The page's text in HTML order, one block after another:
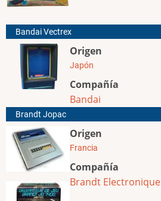
Bandai Vectrex
Origen
Japón
Compañía
Bandai
Brandt Jopac
Origen
Francia
Compañía
Brandt Electronique